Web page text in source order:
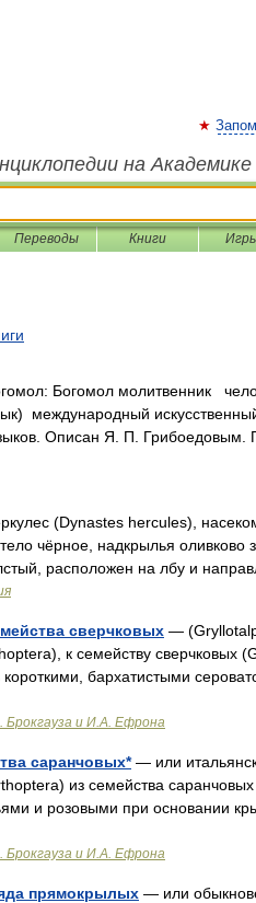
на Академике
Переводы Книги
Богомол молитвенник
международный
Описан Я. П. Грибоедовым.
(Dynastes hercules),
чёрное, надкрылья
расположен на лбу и
сверчковых —
к семейству сверчковых
короткими, бархатистыми
Брокгауза и И.А. Ефрона
саранчовых*— или
из семейства
и розовыми при основании
Брокгауза и И.А. Ефрона
прямокрылых — или